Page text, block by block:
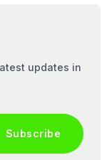
updates in
Subscribe